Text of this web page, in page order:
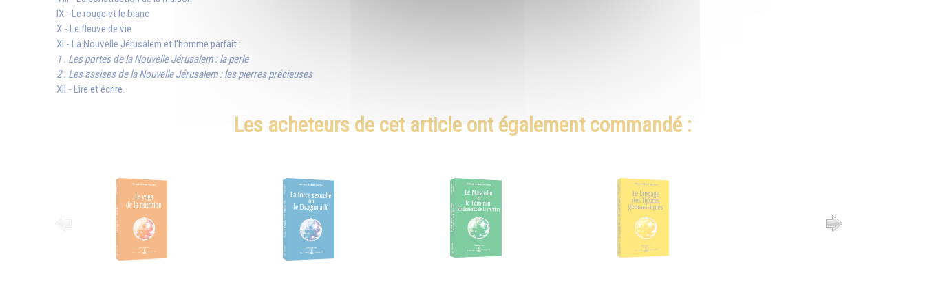
IX - Le rouge et le blanc
X - Le fleuve de vie
XI - La Nouvelle Jérusalem et l'homme parfait :
1 . Les portes de la Nouvelle Jérusalem : la perle
2 . Les assises de la Nouvelle Jérusalem : les pierres précieuses
XII - Lire et écrire.
Les acheteurs de cet article ont également commandé :